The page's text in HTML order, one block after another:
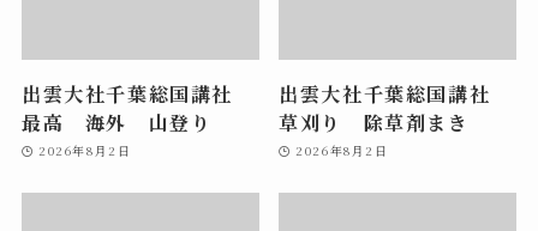
出雲大社千葉総国講社
最高 海外 山登り
2026年8月2日
出雲大社千葉総国講社
草刈り 除草剤まき
2026年8月2日